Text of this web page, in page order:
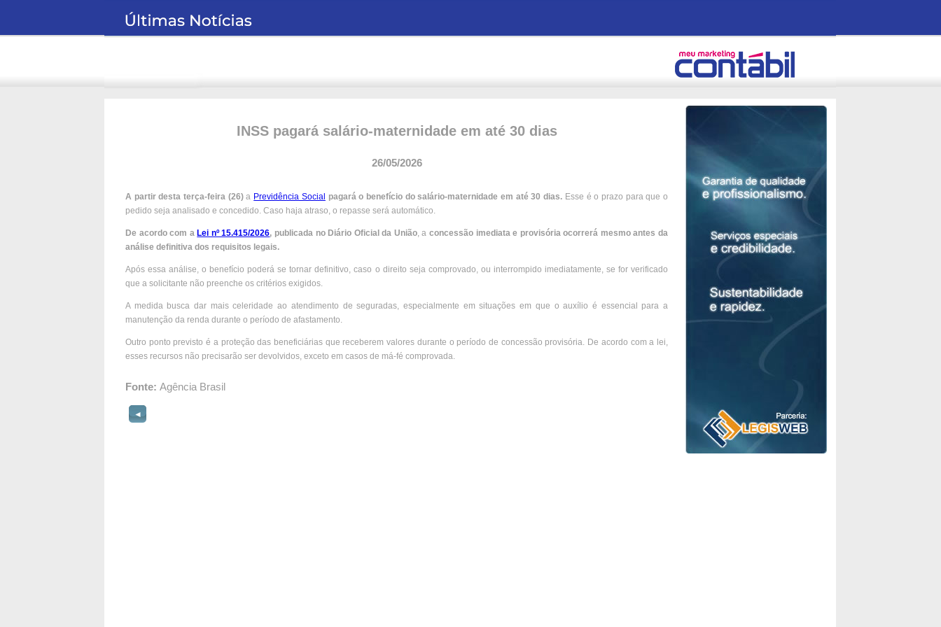
INSS pagará salário-maternidade em até 30 dias
26/05/2026
A partir desta terça-feira (26)a Previdência Social pagará o benefício do salário-maternidade em até 30 dias. Esse é o prazo para que o
pedido seja analisado e concedido. Caso haja atraso, o repasse será automático.
De acordo com a Lei nº 15.415/2026, publicada no Diário Oficial da União, aconcessão imediata e provisória ocorrerá mesmo antes da
análise definitiva dos requisitos legais.
Após essa análise, o benefício poderá se tornar definitivo, caso o direito seja comprovado, ou interrompido imediatamente, se for verificado
que a solicitante não preenche os critérios exigidos.
A medida busca dar mais celeridade ao atendimento de seguradas, especialmente em situações em que o auxílio é essencial para a
manutenção da renda durante o período de afastamento.
Outro ponto previsto é a proteção das beneficiárias que receberem valores durante o período de concessão provisória. De acordo com a lei,
esses recursos não precisarão ser devolvidos, exceto em casos de má-fé comprovada.
Fonte: Agência Brasil
◄